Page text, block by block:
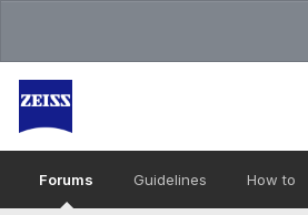
Forums Guidelines How to